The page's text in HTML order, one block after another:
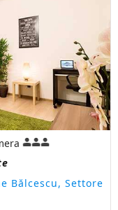
Bălcescu, Settore